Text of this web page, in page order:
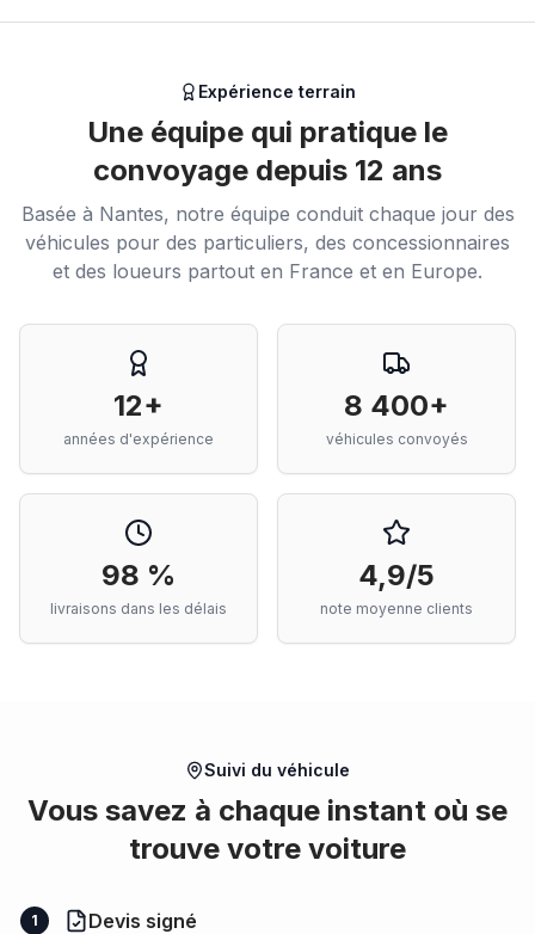
Expérience terrain
Une équipe qui pratique le
convoyage depuis 12 ans
Basée à Nantes, notre équipe conduit chaque jour des
véhicules pour des particuliers, des concessionnaires
et des loueurs partout en France et en Europe.
12+
années d'expérience
8 400+
véhicules convoyés
98 %
livraisons dans les délais
4,9/5
note moyenne clients
Suivi du véhicule
Vous savez à chaque instant où se
trouve votre voiture
1 Devis signé